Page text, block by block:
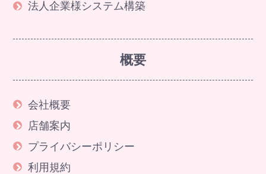
法人企業様システム構築
概要
会社概要
店舗案内
プライバシーポリシー
利用規約